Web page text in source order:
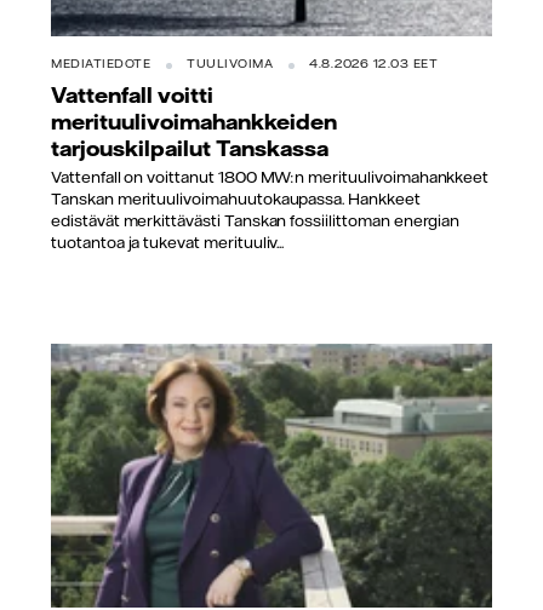
MEDIATIEDOTE TUULIVOIMA 4.8.2026 12.03 EET
Vattenfall voitti
merituulivoimahankkeiden
tarjouskilpailut Tanskassa
Vattenfall on voittanut 1800 MW:n merituulivoimahankkeet
Tanskan merituulivoimahuutokaupassa. Hankkeet
edistävät merkittävästi Tanskan fossiilittoman energian
tuotantoa ja tukevat merituuliv...